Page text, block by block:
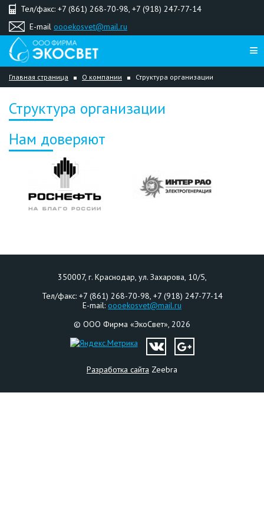
Тел/факс: +7 (861) 268-70-98, +7 (918) 247-77-14
E-mail oooekosvet@mail.ru
Главная страница О компании Структура организации
Структура организации
Нам доверяют
350007, г. Краснодар, ул. Захарова, 10/5,
Тел/факс: +7 (861) 268-70-98, +7 (918) 247-77-14
E-mail: oooekosvet@mail.ru
© ООО Фирма «ЭкоСвет», 2026
Разработка сайта Zeebra